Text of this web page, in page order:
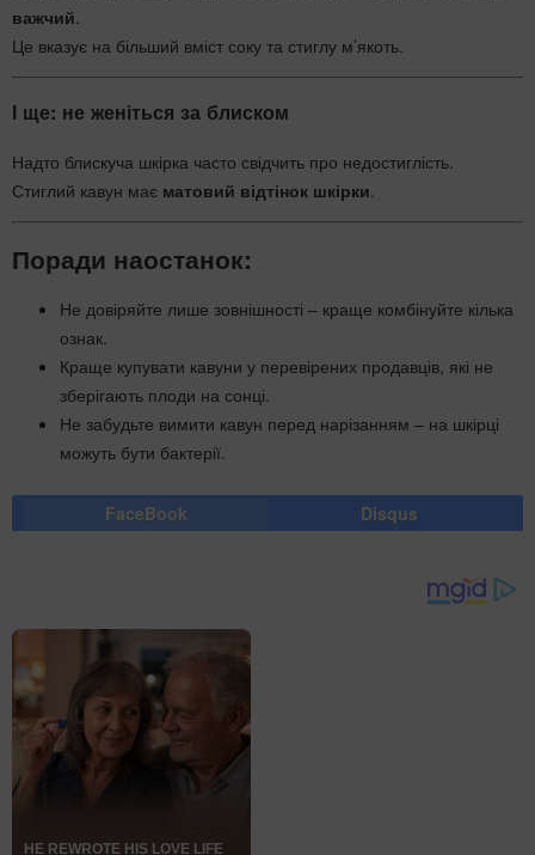
важчий
Це вказує на більший вміст соку та стиглу м’якоть.
І ще: не женіться за блиском
Надто блискуча шкірка часто свідчить про недостиглість.
Стиглий кавун має матовий відтінок шкірки
Поради наостанок:
Не довіряйте лише зовнішності – краще комбінуйте кілька
ознак.
Краще купувати кавуни у перевірених продавців, які не
зберігають плоди на сонці.
Не забудьте вимити кавун перед нарізанням – на шкірці
можуть бути бактерії.
FaceBook Disqus